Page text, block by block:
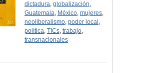
dictadura, globalización,
Guatemala, México, mujeres,
neoliberalismo, poder local ,
política, TICs, trabajo,
transnacionales